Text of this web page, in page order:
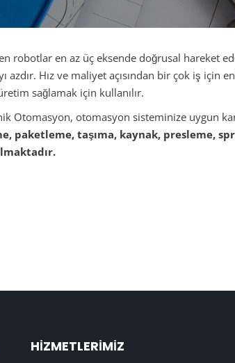
robotlar en az üç eksende doğrusal hareket
azdır. Hız ve maliyet açısından bir çok iş
sağlamak için kullanılır.
Otomasyon, otomasyon sisteminize uygun
paketleme, taşıma, kaynak, presleme,
HIZMETLERIMIZ